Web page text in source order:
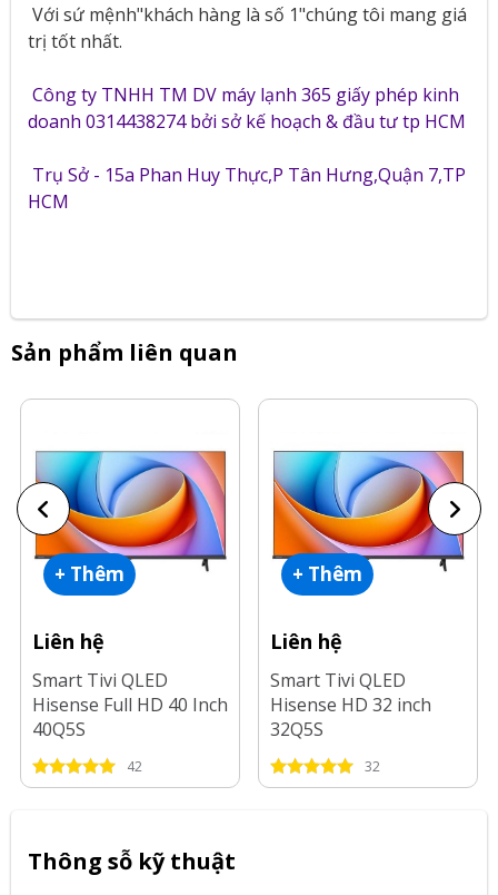
Với sứ mệnh"khách hàng là số 1"chúng tôi mang giá
trị tốt nhất.
Công ty TNHH TM DV máy lạnh 365 giấy phép kinh
doanh 0314438274 bởi sở kế hoạch & đầu tư tp HCM
Trụ Sở - 15a Phan Huy Thực,P Tân Hưng,Quận 7,TP
HCM
Sản phẩm liên quan
+ Thêm
Liên hệ
Smart Tivi QLED
Hisense Full HD 40 Inch
40Q5S
42
+ Thêm
Liên hệ
Smart Tivi QLED
Hisense HD 32 inch
32Q5S
32
Thông sỗ kỹ thuật